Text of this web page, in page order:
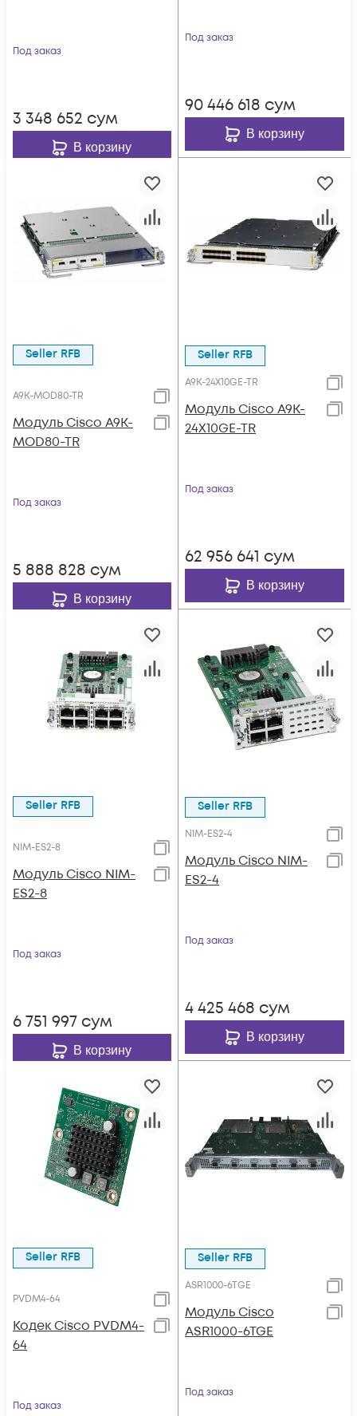
Под заказ
3 348 652 сум
В корзину
Под заказ
90 446 618 сум
В корзину
Seller RFB
A9K-MOD80-TR
Модуль Cisco A9K-
MOD80-TR
Под заказ
5 888 828 сум
В корзину
Seller RFB
A9K-24X10GE-TR
Модуль Cisco A9K-
24X10GE-TR
Под заказ
62 956 641 сум
В корзину
Seller RFB
NIM-ES2-8
Модуль Cisco NIM-
ES2-8
Под заказ
6 751 997 сум
В корзину
Seller RFB
NIM-ES2-4
Модуль Cisco NIM-
ES2-4
Под заказ
4 425 468 сум
В корзину
Seller RFB
PVDM4-64
Кодек Cisco PVDM4-
64
Под заказ
Seller RFB
ASR1000-6TGE
Модуль Cisco
ASR1000-6TGE
Под заказ